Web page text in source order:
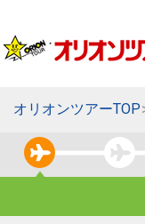
オリオンツアーTOP